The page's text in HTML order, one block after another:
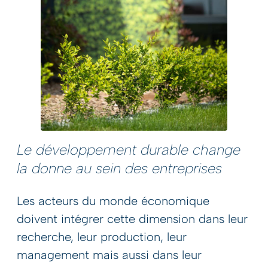
Le développement durable change
la donne au sein des entreprises
Les acteurs du monde économique
doivent intégrer cette dimension dans leur
recherche, leur production, leur
management mais aussi dans leur